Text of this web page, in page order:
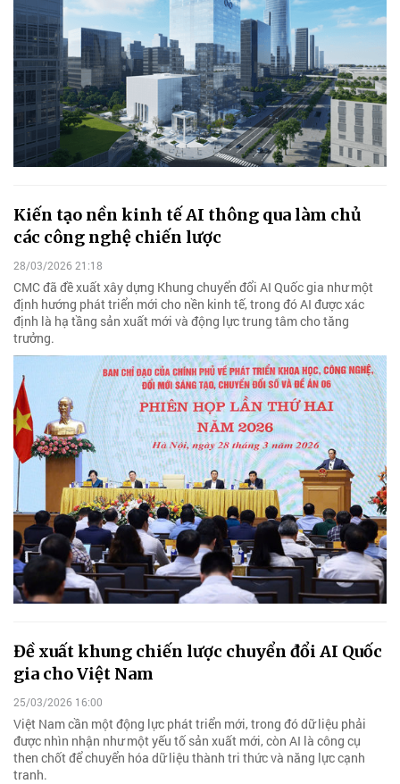
Kiến tạo nền kinh tế AI thông qua làm chủ
các công nghệ chiến lược
28/03/2026 21:18
CMC đã đề xuất xây dựng Khung chuyển đổi AI Quốc gia như một
định hướng phát triển mới cho nền kinh tế, trong đó AI được xác
định là hạ tầng sản xuất mới và động lực trung tâm cho tăng
trưởng.
Đề xuất khung chiến lược chuyển đổi AI Quốc
gia cho Việt Nam
25/03/2026 16:00
Việt Nam cần một động lực phát triển mới, trong đó dữ liệu phải
được nhìn nhận như một yếu tố sản xuất mới, còn AI là công cụ
then chốt để chuyển hóa dữ liệu thành tri thức và năng lực cạnh
tranh.